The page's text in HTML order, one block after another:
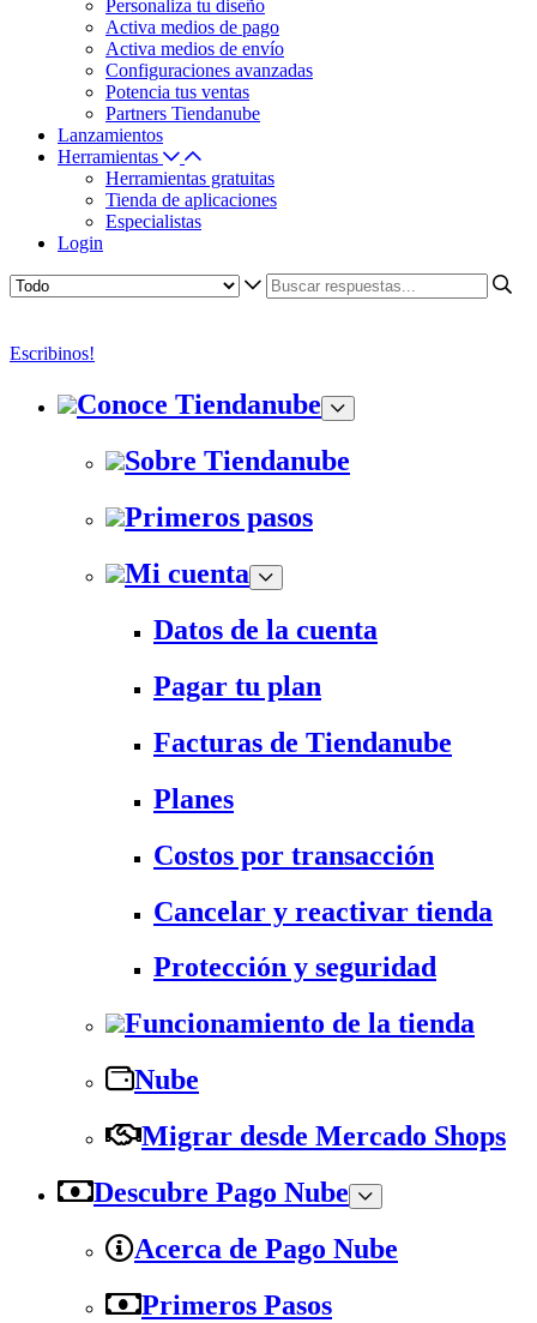
Personaliza tu diseño
Activa medios de pago
Activa medios de envío
Configuraciones avanzadas
Potencia tus ventas
Partners Tiendanube
Lanzamientos
Herramientas
Herramientas gratuitas
Tienda de aplicaciones
Especialistas
Login
Escribinos!
Conoce Tiendanube
Sobre Tiendanube
Primeros pasos
Mi cuenta
Datos de la cuenta
Pagar tu plan
Facturas de Tiendanube
Planes
Costos por transacción
Cancelar y reactivar tienda
Protección y seguridad
Funcionamiento de la tienda
Nube
Migrar desde Mercado Shops
Descubre Pago Nube
Acerca de Pago Nube
Primeros Pasos